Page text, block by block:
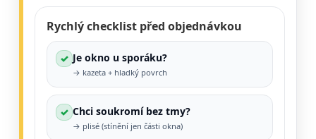
Rychlý checklist před objednávkou
✓ Je okno u sporáku?
→ kazeta + hladký povrch
✓ Chci soukromí bez tmy?
→ plisé (stínění jen části okna)